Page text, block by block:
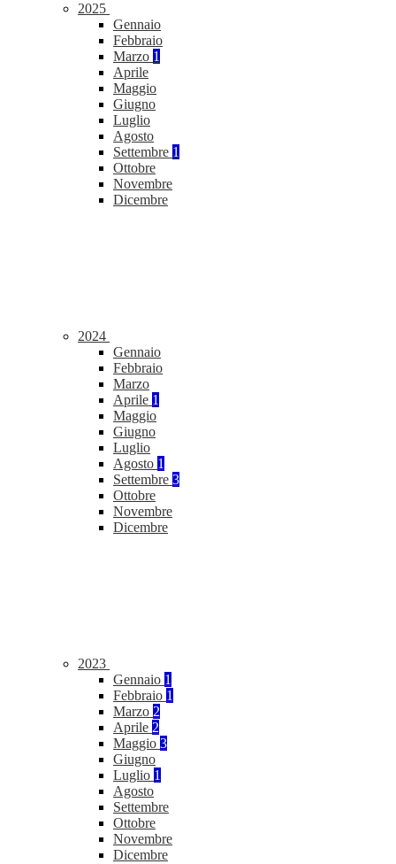
2025
Gennaio
Febbraio
Marzo 1
Aprile
Maggio
Giugno
Luglio
Agosto
Settembre 1
Ottobre
Novembre
Dicembre
2024
Gennaio
Febbraio
Marzo
Aprile 1
Maggio
Giugno
Luglio
Agosto 1
Settembre 3
Ottobre
Novembre
Dicembre
2023
Gennaio 1
Febbraio 1
Marzo 2
Aprile 2
Maggio 3
Giugno
Luglio 1
Agosto
Settembre
Ottobre
Novembre
Dicembre